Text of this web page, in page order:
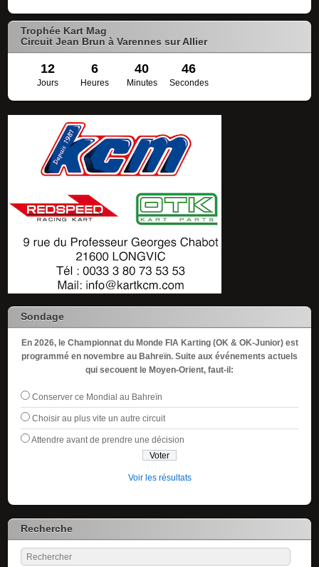
Trophée Kart Mag
Circuit Jean Brun à Varennes sur Allier
12 6 40 46
Jours Heures Minutes Secondes
Sondage
En 2026, le Championnat du Monde FIA Karting (OK & OK-Junior) est
programmé en novembre au Bahreïn. Suite aux événements actuels
qui secouent le Moyen-Orient, faut-il:
Conserver ce Mondial au Bahreïn
Choisir au plus vite un autre circuit
Attendre avant de prendre une décision
Voir les résultats
Recherche